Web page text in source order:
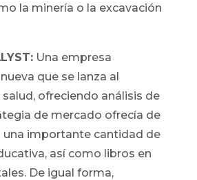
la minería o la excavación
Una empresa
que se lanza al
ofreciendo análisis de
de mercado ofrecía de
importante cantidad de
así como libros en
De igual forma,